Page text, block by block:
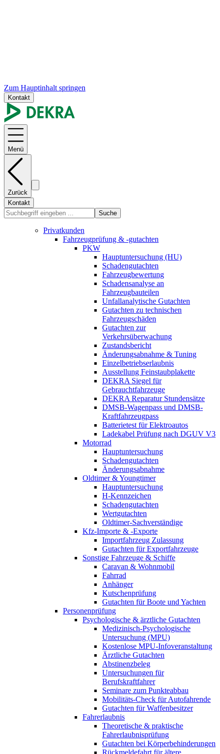
Zum Hauptinhalt springen
Kontakt
Menü
Zurück
Kontakt
Suche
Privatkunden
Fahrzeugprüfung & -gutachten
PKW
Hauptuntersuchung (HU)
Schadengutachten
Fahrzeugbewertung
Schadensanalyse an
Fahrzeugbauteilen
Unfallanalytische Gutachten
Gutachten zu technischen
Fahrzeugschäden
Gutachten zur
Verkehrsüberwachung
Zustandsbericht
Änderungsabnahme & Tuning
Einzelbetriebserlaubnis
Ausstellung Feinstaubplakette
DEKRA Siegel für
Gebrauchtfahrzeuge
DEKRA Reparatur Stundensätze
DMSB-Wagenpass und DMSB-
Kraftfahrzeugpass
Batterietest für Elektroautos
Ladekabel Prüfung nach DGUV V3
Motorrad
Hauptuntersuchung
Schadengutachten
Änderungsabnahme
Oldtimer & Youngtimer
Hauptuntersuchung
H-Kennzeichen
Schadengutachten
Wertgutachten
Oldtimer-Sachverständige
Kfz-Importe & -Exporte
Importfahrzeug Zulassung
Gutachten für Exportfahrzeuge
Sonstige Fahrzeuge & Schiffe
Caravan & Wohnmobil
Fahrrad
Anhänger
Kutschenprüfung
Gutachten für Boote und Yachten
Personenprüfung
Psychologische & ärztliche Gutachten
Medizinisch-Psychologische
Untersuchung (MPU)
Kostenlose MPU-Infoveranstaltung
Ärztliche Gutachten
Abstinenzbeleg
Untersuchungen für
Berufskraftfahrer
Seminare zum Punkteabbau
Mobilitäts-Check für Autofahrende
Gutachten für Waffenbesitzer
Fahrerlaubnis
Theoretische & praktische
Fahrerlaubnisprüfung
Gutachten bei Körperbehinderungen
Rückmeldefahrt für ältere